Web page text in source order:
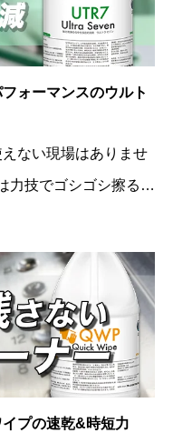
ォーマンスのウルト
ない現場はありませ
力技でゴシゴシ擦るし
も
プの速乾&時短力